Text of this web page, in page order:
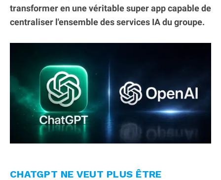
transformer en une véritable super app capable de
centraliser l'ensemble des services IA du groupe.
CHATGPT NE VEUT PLUS ÊTRE